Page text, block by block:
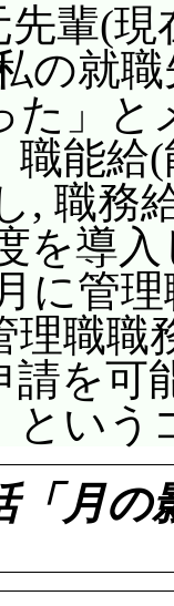
先輩(
の就
た」と
職能給
, 職務
を導
に管
理職職
請を可
という
「月の